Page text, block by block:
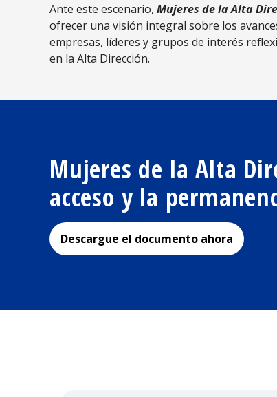
Ante este escenario, Mujeres de la Alta
ofrecer una visión integral sobre los
empresas, líderes y grupos de interés
en la Alta Dirección.
Mujeres de la Alta
acceso y la
Descargue el documento ahora